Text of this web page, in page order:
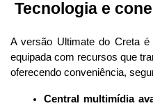
Tecnologia e
A versão Ultimate do Creta é
equipada com recursos que
oferecendo conveniência,
Central multimídia